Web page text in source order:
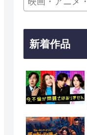
新着作品